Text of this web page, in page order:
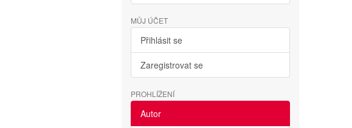
MŮJ ÚČET
Přihlásit se
Zaregistrovat se
PROHLÍŽENÍ
Autor